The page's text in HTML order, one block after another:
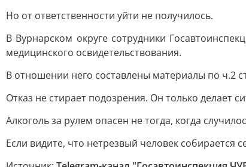
Но от ответственности уйти не получилось.
В Вурнарском округе сотрудники
медицинского освидетельствования.
В отношении него составлены материалы по ч.2
Отказ не стирает подозрения. Он только делает
Алкоголь за рулем опасен не тогда, когда
Если видите, что нетрезвый человек собирается